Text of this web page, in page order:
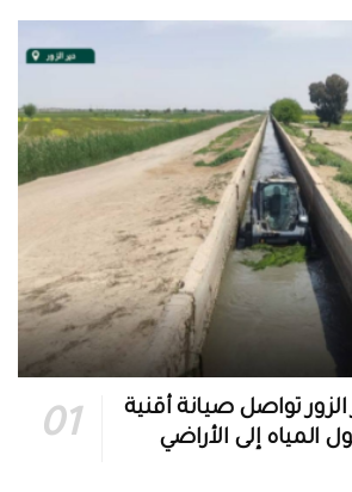
الزور تواصل صيانة أقنية
إلى الأراضي